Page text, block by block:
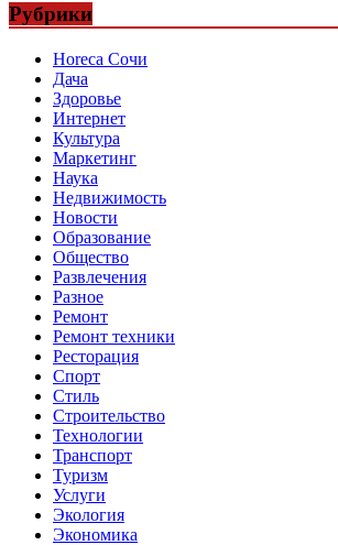
Рубрики
Horeca Сочи
Дача
Здоровье
Интернет
Культура
Маркетинг
Наука
Недвижимость
Новости
Образование
Общество
Развлечения
Разное
Ремонт
Ремонт техники
Ресторация
Спорт
Стиль
Строительство
Технологии
Транспорт
Туризм
Услуги
Экология
Экономика